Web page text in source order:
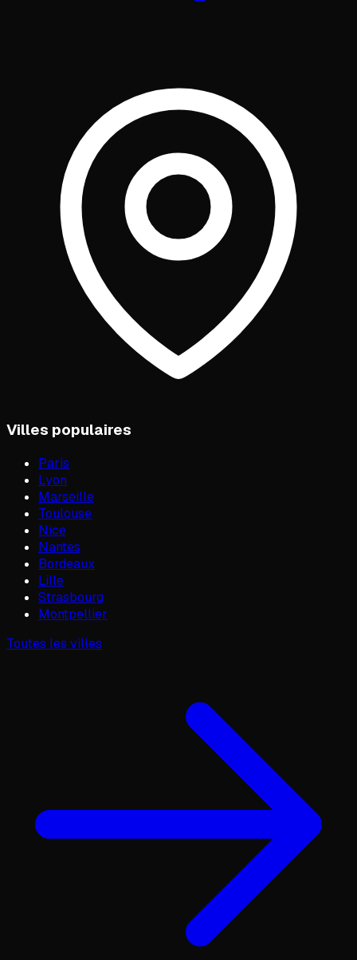
Villes populaires
Paris
Lyon
Marseille
Toulouse
Nice
Nantes
Bordeaux
Lille
Strasbourg
Montpellier
Toutes les villes